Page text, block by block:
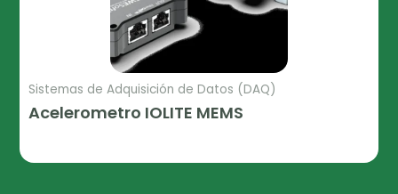
Sistemas de Adquisición de Datos (DAQ)
Acelerometro IOLITE MEMS